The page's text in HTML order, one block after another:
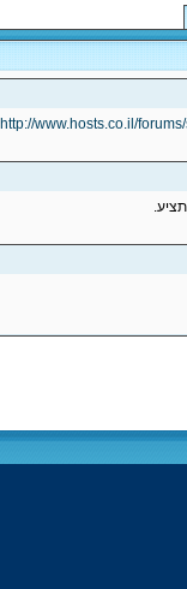
http://www.hosts.co.il/